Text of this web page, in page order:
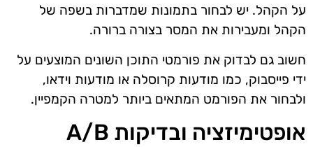
על הקהל. יש לבחור בתמונות שמדברות בשפה של
הקהל ומעבירות את המסר בצורה ברורה.
חשוב גם לבדוק את פורמטי התוכן השונים המוצעים על
ידי פייסבוק, כמו מודעות קרוסלה או מודעות וידאו,
ולבחור את הפורמט המתאים ביותר למטרה הקמפיין.
אופטימיזציה ובדיקות A/B